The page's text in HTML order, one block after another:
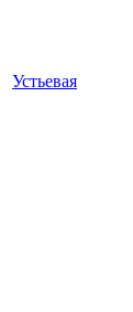
Устьевая